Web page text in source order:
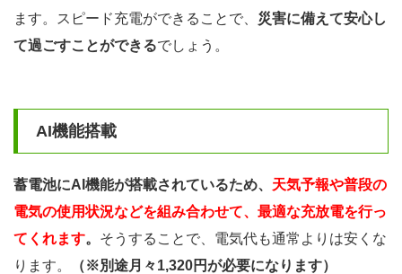
ます。スピード充電ができることで、 災害に備えて安心し
て過ごすことができるでしょう。
AI機能搭載
蓄電池にAI機能が搭載されているため、 天気予報や普段の
電気の使用状況などを組み合わせて、最適な充放電を行っ
てくれます。 そうすることで、電気代も通常よりは安くな
ります。
（※別途月々1,320円が必要になります）